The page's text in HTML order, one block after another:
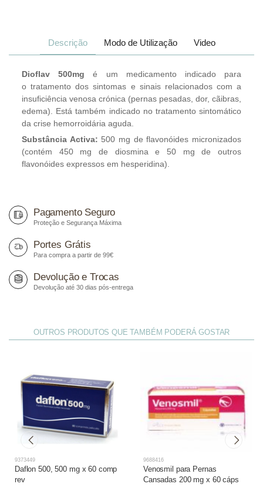
Descrição Modo de Utilização Video
Dioflav 500mg
é um medicamento indicado para
o tratamento dos sintomas e sinais relacionados com a
insuficiência venosa crónica (pernas pesadas, dor, cãibras,
edema). Está também indicado no tratamento sintomático
da crise hemorroidária aguda.
Substância Activa: 500 mg de flavonóides micronizados
(contém 450 mg de diosmina e 50 mg de outros
flavonóides expressos em hesperidina).
Pagamento Seguro
Proteção e Segurança Máxima
Portes Grátis
Para compra a partir de 99€
Devolução e Trocas
Devolução até 30 dias pós-entrega
OUTROS PRODUTOS QUE TAMBÉM PODERÁ GOSTAR
9373449
Daflon 500, 500 mg x 60 comp
rev
9688416
Venosmil para Pernas
Cansadas 200 mg x 60 cáps